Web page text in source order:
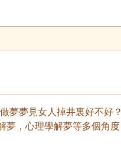
夢夢見女人掉井裏好不好？
夢，心理學解夢等多個角度